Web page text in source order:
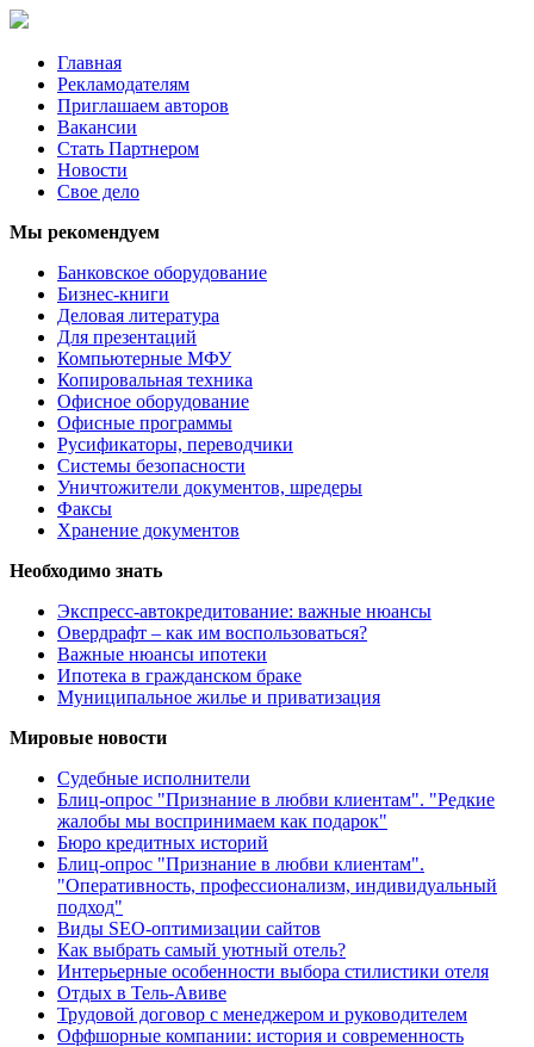
Главная
Рекламодателям
Приглашаем авторов
Вакансии
Стать Партнером
Новости
Свое дело
Мы рекомендуем
Банковское оборудование
Бизнес-книги
Деловая литература
Для презентаций
Компьютерные МФУ
Копировальная техника
Офисное оборудование
Офисные программы
Русификаторы, переводчики
Системы безопасности
Уничтожители документов, шредеры
Факсы
Хранение документов
Необходимо знать
Экспресс-автокредитование: важные нюансы
Овердрафт – как им воспользоваться?
Важные нюансы ипотеки
Ипотека в гражданском браке
Муниципальное жилье и приватизация
Мировые новости
Судебные исполнители
Блиц-опрос "Признание в любви клиентам". "Редкие
жалобы мы воспринимаем как подарок"
Бюро кредитных историй
Блиц-опрос "Признание в любви клиентам".
"Оперативность, профессионализм, индивидуальный
подход"
Виды SEO-оптимизации сайтов
Как выбрать самый уютный отель?
Интерьерные особенности выбора стилистики отеля
Отдых в Тель-Авиве
Трудовой договор с менеджером и руководителем
Оффшорные компании: история и современность